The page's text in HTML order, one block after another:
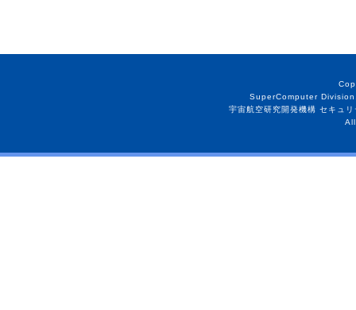
SuperComputer
宇宙航空研究開発機構 セキュ